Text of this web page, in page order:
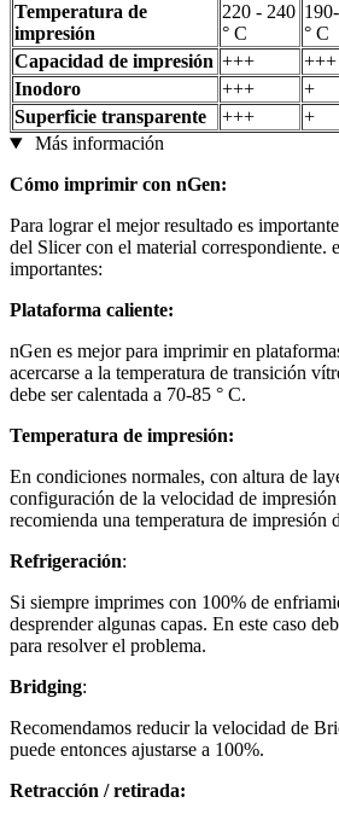
Temperatura de
impresión
220 - 240
° C
° C
Capacidad de impresión +++ +++
Inodoro
+++ +
Superficie transparente
+++ +
Más información
Cómo imprimir con nGen:
Para lograr el mejor resultado es
del Slicer con el material correspondiente.
importantes:
Plataforma caliente:
nGen es mejor para imprimir en
acercarse a la temperatura de transición
debe ser calentada a 70-85 ° C.
Temperatura de impresión:
En condiciones normales, con altura de
configuración de la velocidad de
recomienda una temperatura de impresión
Refrigeración:
Si siempre imprimes con 100% de
desprender algunas capas. En este caso
para resolver el problema.
Bridging:
Recomendamos reducir la velocidad de
puede entonces ajustarse a 100%.
Retracción / retirada: